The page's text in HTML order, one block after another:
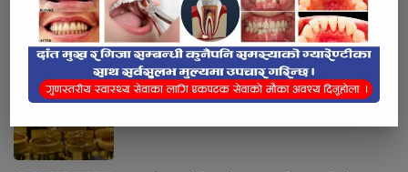
पुनर्वासबाट लागुऔषधसहित चार जना पक्राउ
सुनको मूल्य तोलामा चार हजार आठ सयले वृद्धि